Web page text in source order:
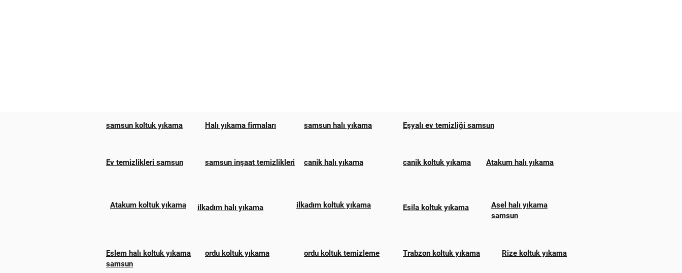
samsun koltuk yıkama Halı yıkama firmaları samsun halı yıkama Eşyalı ev temizliği samsun
Ev temizlikleri samsun samsun inşaat temizlikleri canik halı yıkama canik koltuk yıkama Atakum halı yıkama
Atakum koltuk yıkama ilkadım halı yıkama ilkadım koltuk yıkama Esila koltuk yıkama
Asel halı yıkama
samsun
Eslem halı koltuk yıkama
samsun
ordu koltuk yıkama ordu koltuk temizleme Trabzon koltuk yıkama Rize koltuk yıkama